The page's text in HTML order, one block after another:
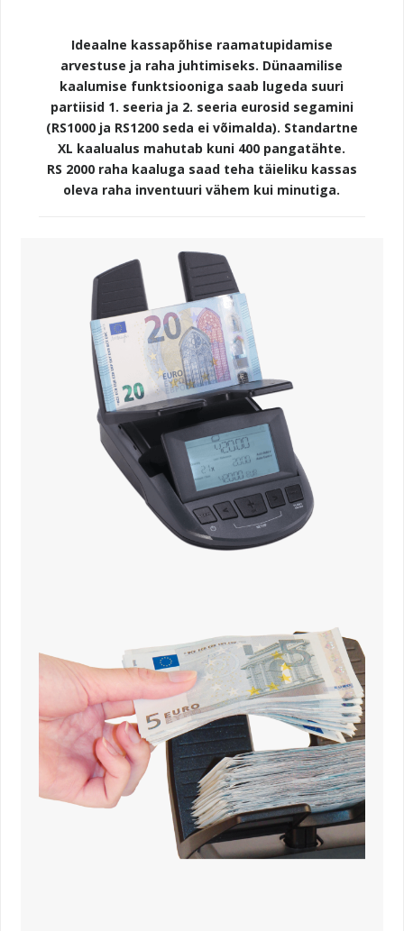
Ideaalne kassapõhise raamatupidamise
arvestuse ja raha juhtimiseks. Dünaamilise
kaalumise funktsiooniga saab lugeda suuri
partiisid 1. seeria ja 2. seeria eurosid segamini
(RS1000 ja RS1200 seda ei võimalda). Standartne
XL kaalualus mahutab kuni 400 pangatähte.
RS 2000 raha kaaluga saad teha täieliku kassas
oleva raha inventuuri vähem kui minutiga.